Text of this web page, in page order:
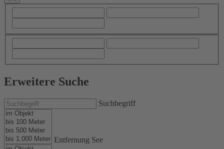
Erweitere Suche
Suchbegriff
Entfernung See